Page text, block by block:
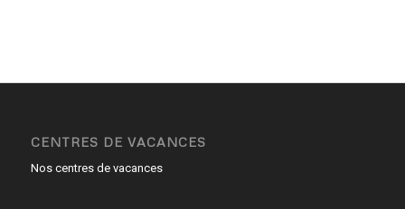
CENTRES DE VACANCES
Nos centres de vacances